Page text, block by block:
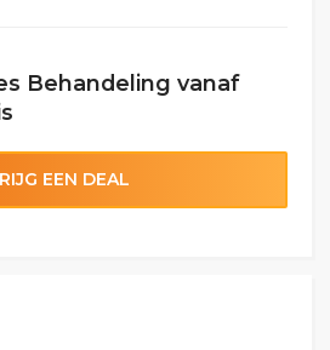
Behandeling vanaf
EEN DEAL